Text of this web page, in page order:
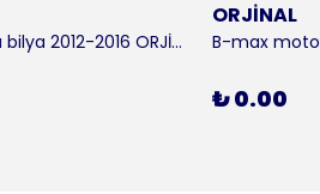
B-max arka poryalı bilya 2012-2016 ORJİNAL
ORJİNAL
₺ 0.00